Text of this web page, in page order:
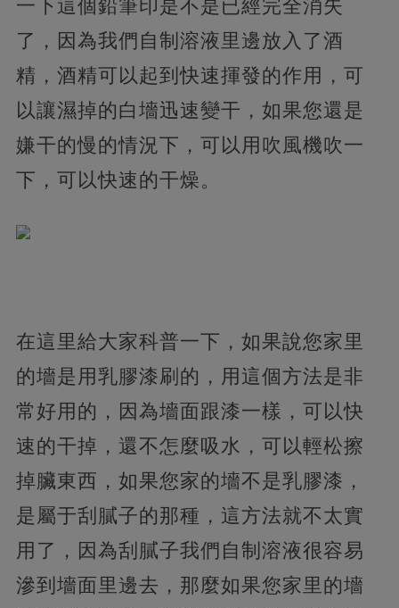
一下這個鉛筆印是不是已經完全消失
了，因為我們自制溶液里邊放入了酒
精，酒精可以起到快速揮發的作用，可
以讓濕掉的白墻迅速變干，如果您還是
嫌干的慢的情況下，可以用吹風機吹一
下，可以快速的干燥。
在這里給大家科普一下，如果說您家里
的墻是用乳膠漆刷的，用這個方法是非
常好用的，因為墻面跟漆一樣，可以快
速的干掉，還不怎麼吸水，可以輕松擦
掉臟東西，如果您家的墻不是乳膠漆，
是屬于刮膩子的那種，這方法就不太實
用了，因為刮膩子我們自制溶液很容易
滲到墻面里邊去，那麼如果您家里的墻